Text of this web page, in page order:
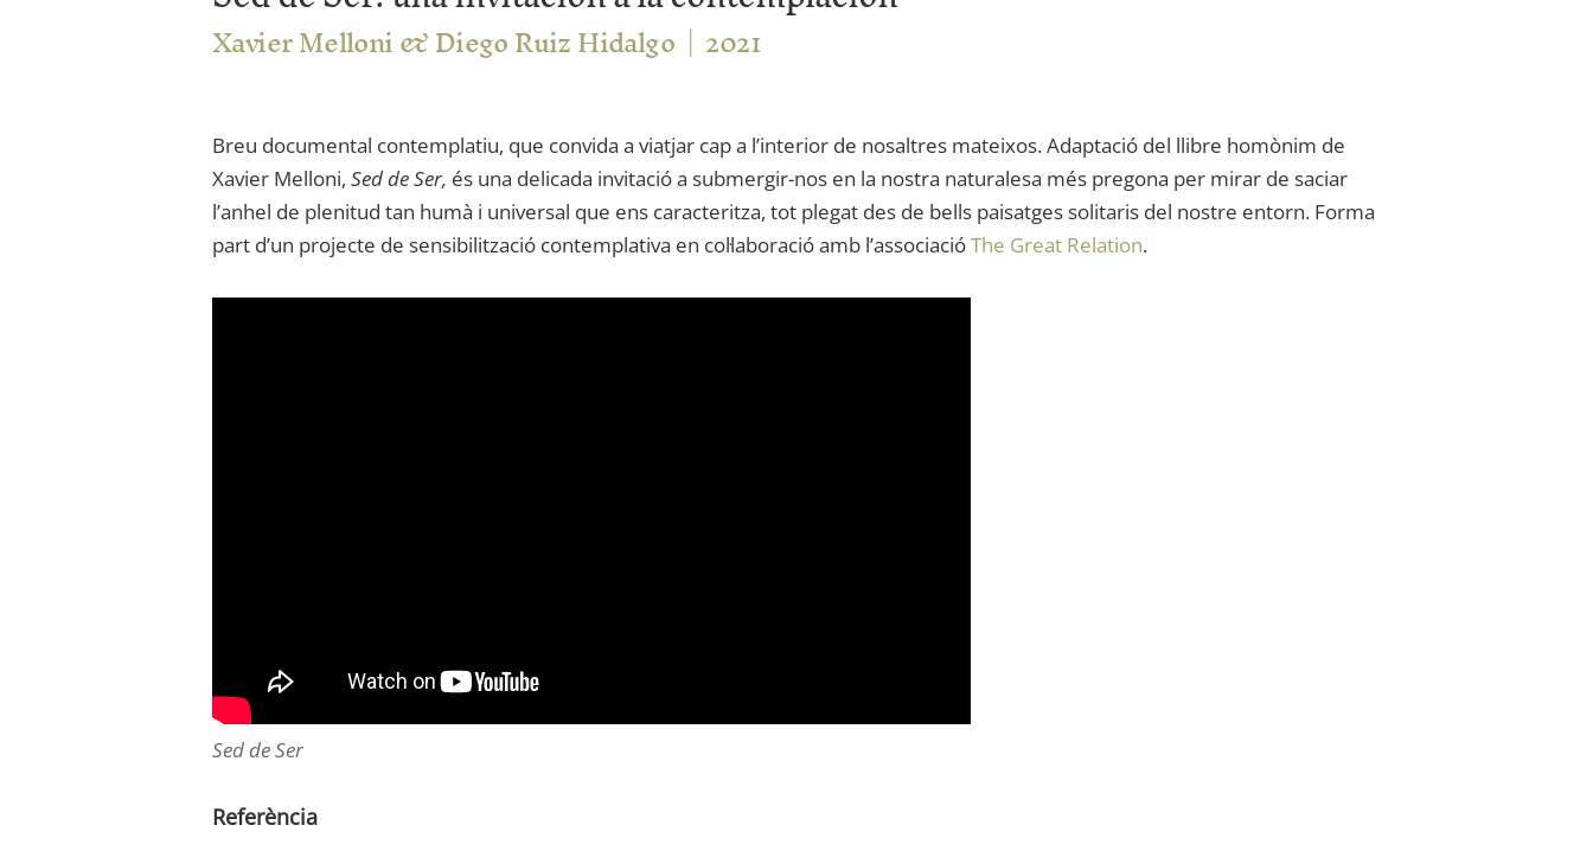
Xavier Melloni & Diego Ruiz Hidalgo 2021
Breu documental contemplatiu, que convida a viatjar cap a l’interior de nosaltres mateixos. Adaptació del llibre homònim de
Xavier Melloni, Sed deSer, és una delicada invitació a submergir-nos en la nostra naturalesa més pregona per mirar de saciar
l’anhel de plenitud tan humà i universal que ens caracteritza, tot plegat des de bells paisatges solitaris del nostre entorn. Forma
part d’un projecte de sensibilització contemplativa en col·laboració amb l’associacióThe Great Relation.
Sed de Ser
Referència